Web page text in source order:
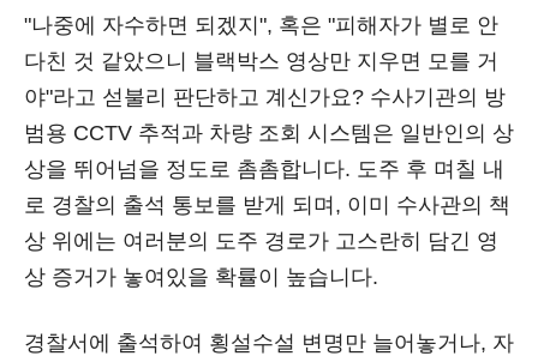
"나중에 자수하면 되겠지", 혹은 "피해자가 별로 안
다친 것 같았으니 블랙박스 영상만 지우면 모를 거
야"라고 섣불리 판단하고 계신가요? 수사기관의 방
범용 CCTV 추적과 차량 조회 시스템은 일반인의 상
상을 뛰어넘을 정도로 촘촘합니다. 도주 후 며칠 내
로 경찰의 출석 통보를 받게 되며, 이미 수사관의 책
상 위에는 여러분의 도주 경로가 고스란히 담긴 영
상 증거가 놓여있을 확률이 높습니다.
경찰서에 출석하여 횡설수설 변명만 늘어놓거나, 자